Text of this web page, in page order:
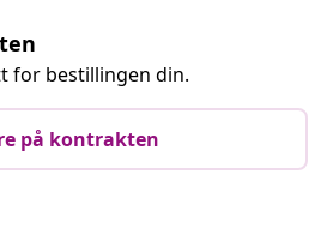
for bestillingen din.
på kontrakten